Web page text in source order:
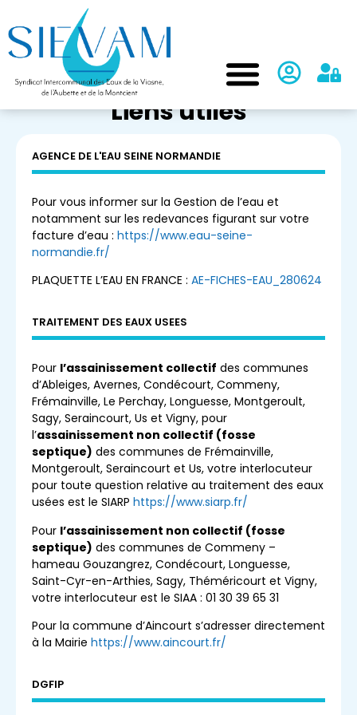
Liens utiles
AGENCE DE L'EAU SEINE NORMANDIE
Pour vous informer sur la Gestion de l’eau et
notamment sur les redevances figurant sur votre
facture d’eau : https://www.eau-seine-
normandie.fr/
PLAQUETTE L’EAU EN FRANCE : AE-FICHES-EAU_280624
TRAITEMENT DES EAUX USEES
Pour l’assainissement collectif des communes
d’Ableiges, Avernes, Condécourt, Commeny,
Frémainville, Le Perchay, Longuesse, Montgeroult,
Sagy, Seraincourt, Us et Vigny, pour
l’assainissement non collectif (fosse
septique) des communes de Frémainville,
Montgeroult, Seraincourt et Us, votre interlocuteur
pour toute question relative au traitement des eaux
usées est le SIARP https://www.siarp.fr/
Pour l’assainissement non collectif (fosse
septique) des communes de Commeny –
hameau Gouzangrez, Condécourt, Longuesse,
Saint-Cyr-en-Arthies, Sagy, Théméricourt et Vigny,
votre interlocuteur est le SIAA : 01 30 39 65 31
Pour la commune d’Aincourt s’adresser directement
à la Mairie https://www.aincourt.fr/
DGFIP